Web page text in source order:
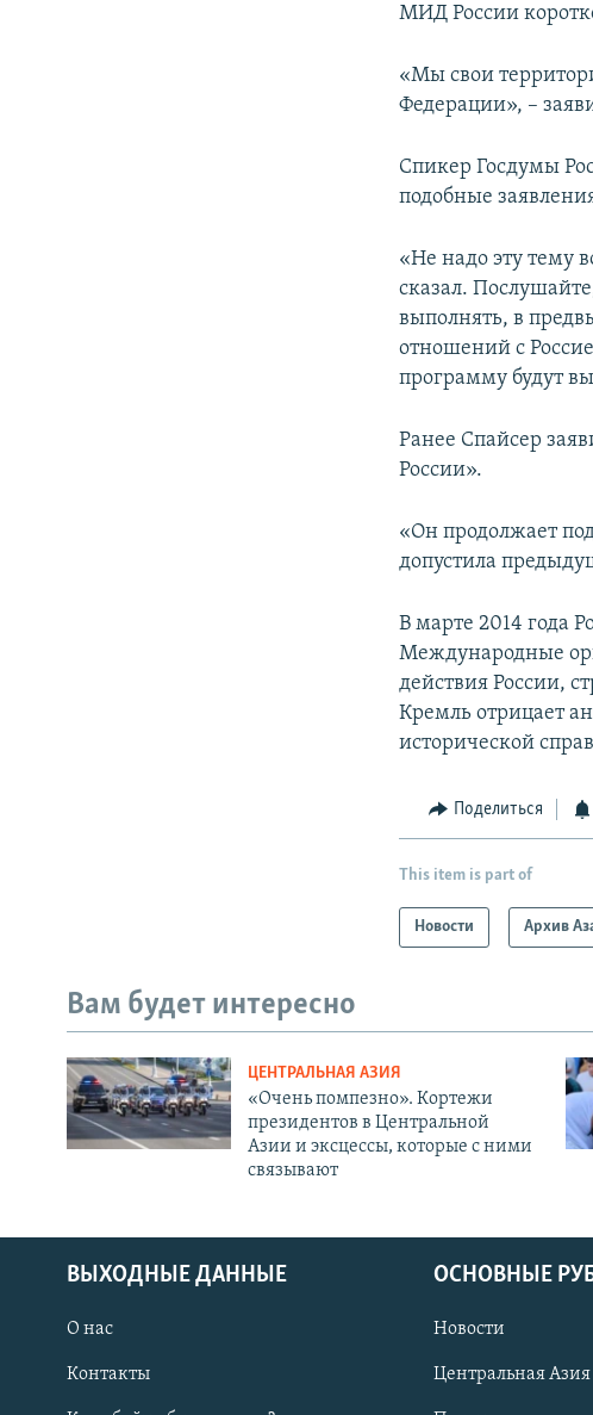
МИД России
«Мы свои
Федерации», –
Спикер Госдумы
подобные
«Не надо эту тему
сказал.
выполнять, в
отношений с
программу будут
Ранее Спайсер
России».
«Он продолжает
допустила
В марте 2014 года
Международные
действия России,
Кремль отрицает
исторической
Поделиться
This item is part of
Новости Архив
Вам будет интересно
ЦЕНТРАЛЬНАЯ АЗИЯ
«Очень помпезно». Кортежи
президентов в Центральной
Азии и эксцессы, которые с ними
связывают
ВЫХОДНЫЕ ДАННЫЕ
О нас
Контакты
ОСНОВНЫЕ
Новости
Центральная Азия